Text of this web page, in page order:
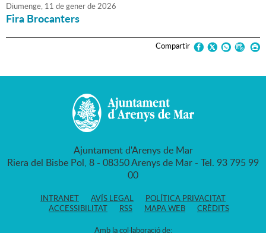
Diumenge, 11 degenerde2026
Fira Brocanters
Compartir
Ajuntament d'Arenys de Mar
Riera del Bisbe Pol, 8 - 08350 Arenys de Mar - Tel. 93 795 99
00
INTRANET AVÍS LEGAL
POLÍTICA PRIVACITAT
ACCESSIBILITAT
RSS MAPA WEB CRÈDITS
Amb la col·laboració de: